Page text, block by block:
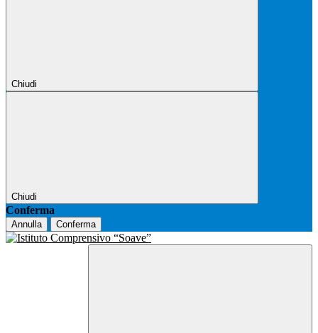
Chiudi
Chiudi
Conferma
Annulla Conferma